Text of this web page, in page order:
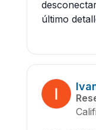
último